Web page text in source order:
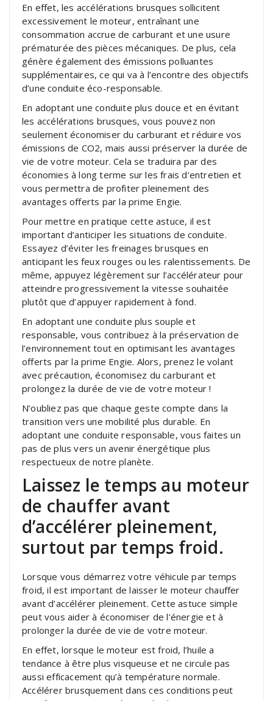
En effet, les accélérations brusques sollicitent
excessivement le moteur, entraînant une
consommation accrue de carburant et une usure
prématurée des pièces mécaniques. De plus, cela
génère également des émissions polluantes
supplémentaires, ce qui va à l’encontre des objectifs
d’une conduite éco-responsable.
En adoptant une conduite plus douce et en évitant
les accélérations brusques, vous pouvez non
seulement économiser du carburant et réduire vos
émissions de CO2, mais aussi préserver la durée de
vie de votre moteur. Cela se traduira par des
économies à long terme sur les frais d’entretien et
vous permettra de profiter pleinement des
avantages offerts par la prime Engie.
Pour mettre en pratique cette astuce, il est
important d’anticiper les situations de conduite.
Essayez d’éviter les freinages brusques en
anticipant les feux rouges ou les ralentissements. De
même, appuyez légèrement sur l’accélérateur pour
atteindre progressivement la vitesse souhaitée
plutôt que d’appuyer rapidement à fond.
En adoptant une conduite plus souple et
responsable, vous contribuez à la préservation de
l’environnement tout en optimisant les avantages
offerts par la prime Engie. Alors, prenez le volant
avec précaution, économisez du carburant et
prolongez la durée de vie de votre moteur !
N’oubliez pas que chaque geste compte dans la
transition vers une mobilité plus durable. En
adoptant une conduite responsable, vous faites un
pas de plus vers un avenir énergétique plus
respectueux de notre planète.
Laissez le temps au moteur
de chauffer avant
d’accélérer pleinement,
surtout par temps froid.
Lorsque vous démarrez votre véhicule par temps
froid, il est important de laisser le moteur chauffer
avant d’accélérer pleinement. Cette astuce simple
peut vous aider à économiser de l’énergie et à
prolonger la durée de vie de votre moteur.
En effet, lorsque le moteur est froid, l’huile a
tendance à être plus visqueuse et ne circule pas
aussi efficacement qu’à température normale.
Accélérer brusquement dans ces conditions peut